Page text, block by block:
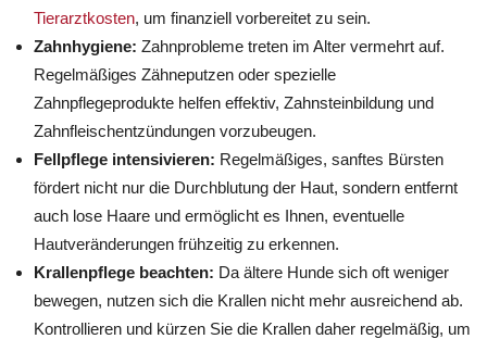
Tierarztkosten, um finanziell vorbereitet zu sein.
Zahnhygiene: Zahnprobleme treten im Alter vermehrt auf.
Regelmäßiges Zähneputzen oder spezielle
Zahnpflegeprodukte helfen effektiv, Zahnsteinbildung und
Zahnfleischentzündungen vorzubeugen.
Fellpflege intensivieren: Regelmäßiges, sanftes Bürsten
fördert nicht nur die Durchblutung der Haut, sondern entfernt
auch lose Haare und ermöglicht es Ihnen, eventuelle
Hautveränderungen frühzeitig zu erkennen.
Krallenpflege beachten: Da ältere Hunde sich oft weniger
bewegen, nutzen sich die Krallen nicht mehr ausreichend ab.
Kontrollieren und kürzen Sie die Krallen daher regelmäßig, um